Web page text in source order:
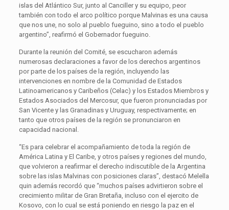
islas del Atlántico Sur, junto al Canciller y su equipo, peor
también con todo el arco político porque Malvinas es una causa
que nos une, no solo al pueblo fueguino, sino a todo el pueblo
argentino”, reafirmó el Gobernador fueguino.
Durante la reunión del Comité, se escucharon además
numerosas declaraciones a favor de los derechos argentinos
por parte de los países de la región, incluyendo las
intervenciones en nombre de la Comunidad de Estados
Latinoamericanos y Caribeños (Celac) y los Estados Miembros y
Estados Asociados del Mercosur, que fueron pronunciadas por
San Vicente y las Granadinas y Uruguay, respectivamente; en
tanto que otros países de la región se pronunciaron en
capacidad nacional.
“Es para celebrar el acompañamiento de toda la región de
América Latina y El Caribe, y otros países y regiones del mundo,
que volvieron a reafirmar el derecho indiscutible de la Argentina
sobre las islas Malvinas con posiciones claras”, destacó Melella
quin además recordó que “muchos países advirtieron sobre el
crecimiento militar de Gran Bretaña, incluso con el ejercito de
Kosovo, con lo cual se está poniendo en riesgo la paz en el